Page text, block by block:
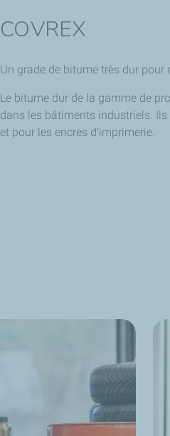
COVREX
Un grade de bitume très dur
Le bitume dur de la gamme de
dans les bâtiments industriels.
et pour les encres d’imprimerie.